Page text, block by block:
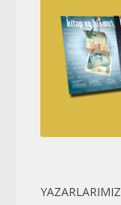
YAZARLARIMIZ